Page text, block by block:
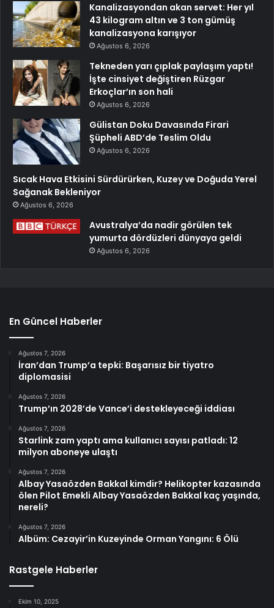
Kanalizasyondan akan servet: Her yıl
43 kilogram altın ve 3 ton gümüş
kanalizasyona karışıyor
Ağustos 6, 2026
Tekneden yarı çıplak paylaşım yaptı!
İşte cinsiyet değiştiren Rüzgar
Erkoçlar’ın son hali
Ağustos 6, 2026
Gülistan Doku Davasında Firari
Şüpheli ABD’de Teslim Oldu
Ağustos 6, 2026
Sıcak Hava Etkisini Sürdürürken, Kuzey ve Doğuda Yerel
Sağanak Bekleniyor
Ağustos 6, 2026
Avustralya’da nadir görülen tek
yumurta dördüzleri dünyaya geldi
Ağustos 6, 2026
En Güncel Haberler
Ağustos 7, 2026
İran’dan Trump’a tepki: Başarısız bir tiyatro
diplomasisi
Ağustos 7, 2026
Trump’ın 2028’de Vance’i destekleyeceği iddiası
Ağustos 7, 2026
Starlink zam yaptı ama kullanıcı sayısı patladı: 12
milyon aboneye ulaştı
Ağustos 7, 2026
Albay Yasaözden Bakkal kimdir? Helikopter kazasında
ölen Pilot Emekli Albay Yasaözden Bakkal kaç yaşında,
nereli?
Ağustos 7, 2026
Albüm: Cezayir’in Kuzeyinde Orman Yangını: 6 Ölü
Rastgele Haberler
Ekim 10, 2025